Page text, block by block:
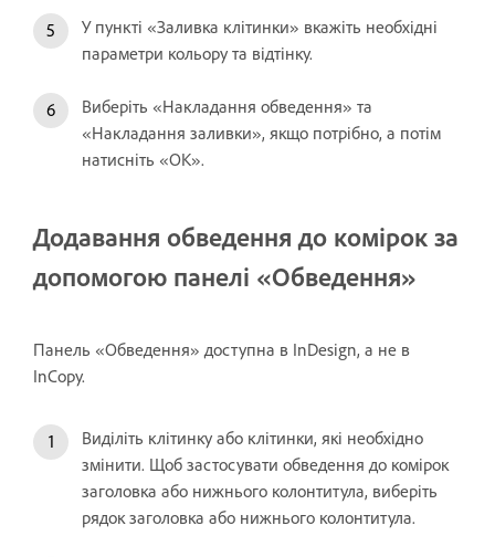
У пункті «Заливка клітинки» вкажіть необхідні
параметри кольору та відтінку.
Виберіть «Накладання обведення» та
«Накладання заливки», якщо потрібно, а потім
натисніть «OK».
Додавання обведення до комірок за
допомогою панелі «Обведення»
Панель «Обведення» доступна в InDesign, а не в
InCopy.
Виділіть клітинку або клітинки, які необхідно
змінити. Щоб застосувати обведення до комірок
заголовка або нижнього колонтитула, виберіть
рядок заголовка або нижнього колонтитула.